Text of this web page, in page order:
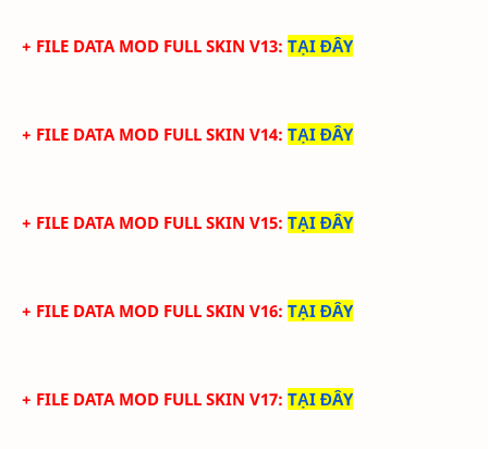
+ FILE DATA MOD FULL SKIN V13: TẠI ĐÂY
+ FILE DATA MOD FULL SKIN V14: TẠI ĐÂY
+ FILE DATA MOD FULL SKIN V15: TẠI ĐÂY
+ FILE DATA MOD FULL SKIN V16: TẠI ĐÂY
+ FILE DATA MOD FULL SKIN V17: TẠI ĐÂY